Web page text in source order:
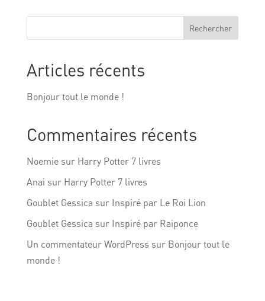
Rechercher
Articles récents
Bonjour tout le monde !
Commentaires récents
Noemiesur Harry Potter 7 livres
Anai sur Harry Potter 7 livres
Goublet Gessica sur Inspiré par Le Roi Lion
Goublet Gessica sur Inspiré par Raiponce
Un commentateur WordPress sur Bonjour tout le
monde !